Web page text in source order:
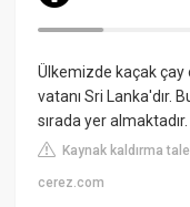
Ülkemizde kaçak çay
vatanı Sri Lanka'dır.
sırada yer almaktadır.
Kaynak kaldırma
cerez.com